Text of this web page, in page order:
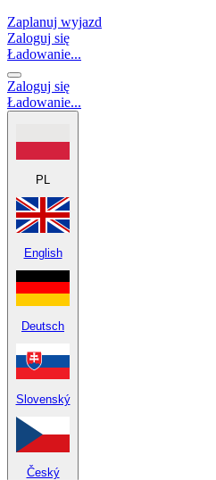
Zaplanuj wyjazd
Zaloguj się
Ładowanie...
Zaloguj się
Ładowanie...
PL
English
Deutsch
Slovenský
Český